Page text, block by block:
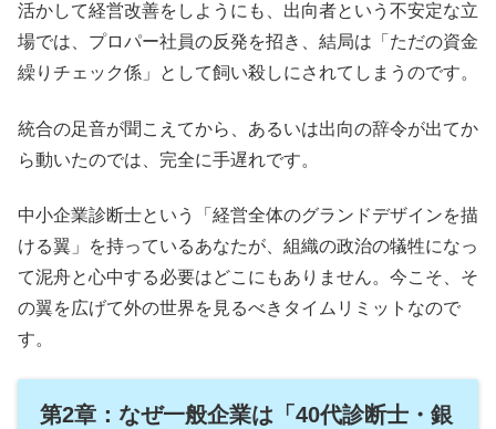
活かして経営改善をしようにも、出向者という不安定な立
場では、プロパー社員の反発を招き、結局は「ただの資金
繰りチェック係」として飼い殺しにされてしまうのです。
統合の足音が聞こえてから、あるいは出向の辞令が出てか
ら動いたのでは、完全に手遅れです。
中小企業診断士という「経営全体のグランドデザインを描
ける翼」を持っているあなたが、組織の政治の犠牲になっ
て泥舟と心中する必要はどこにもありません。今こそ、そ
の翼を広げて外の世界を見るべきタイムリミットなので
す。
第2章：なぜ一般企業は「40代診断士・銀